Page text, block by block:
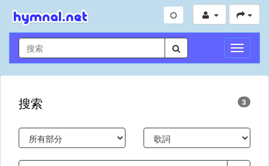
切
換
導
搜索 3